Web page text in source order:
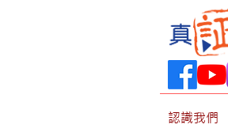
認識我們